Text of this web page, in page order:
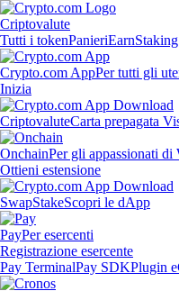
Criptovalute
Tutti i tokenPanieriEarnStaking
Crypto.com AppPer tutti gli
Inizia
CriptovaluteCarta prepagata
OnchainPer gli appassionati di
Ottieni estensione
SwapStakeScopri le dApp
PayPer esercenti
Registrazione esercente
Pay TerminalPay SDKPlugin